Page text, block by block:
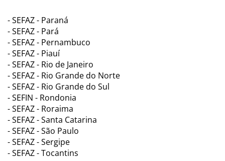
- SEFAZ - Paraná
- SEFAZ - Pará
- SEFAZ - Pernambuco
- SEFAZ - Piauí
- SEFAZ - Rio de Janeiro
- SEFAZ - Rio Grande do Norte
- SEFAZ - Rio Grande do Sul
- SEFIN - Rondonia
- SEFAZ - Roraima
- SEFAZ - Santa Catarina
- SEFAZ - São Paulo
- SEFAZ - Sergipe
- SEFAZ - Tocantins